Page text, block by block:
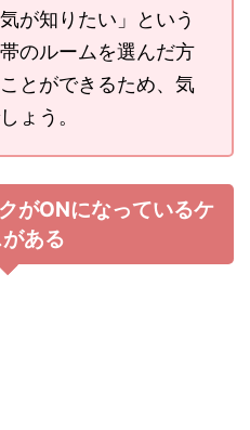
が知りたい」という
のルームを選んだ方
とができるため、気
ょう。
がONになっているケ
ある